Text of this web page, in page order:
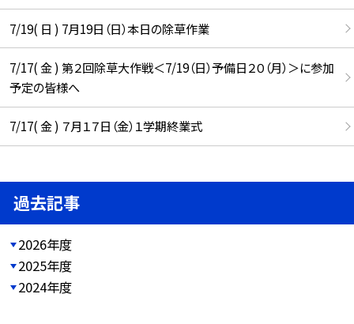
7/19( 日 ) 7月19日（日）本日の除草作業
7/17( 金 ) 第２回除草大作戦＜7/19（日）予備日２０（月）＞に参加
予定の皆様へ
7/17( 金 ) ７月１７日（金）１学期終業式
過去記事
2026年度
2025年度
2024年度